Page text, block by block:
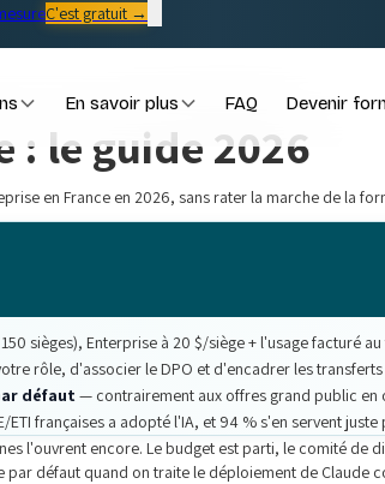
C'est gratuit →
En savoir plus FAQ Devenir
: le guide 2026
en France en 2026, sans rater la marche de la
sièges), Enterprise à 20 $/siège + l'usage facturé
rôle, d'associer le DPO et d'encadrer les
défaut— contrairement aux offres grand public en
ETI françaises a adopté l'IA, et 94 % s'en servent
l'ouvrent encore. Le budget est parti, le comité
défaut quand on traite le déploiement de